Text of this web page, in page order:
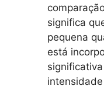
significa
pequena
está